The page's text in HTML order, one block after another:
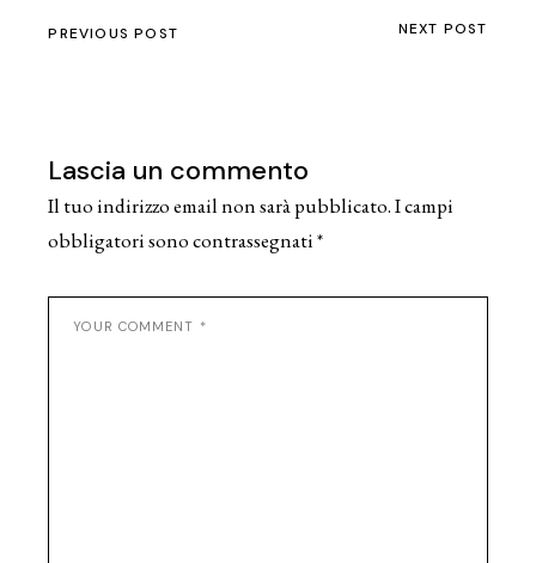
PREVIOUS POST NEXT POST
Lascia un commento
Il tuo indirizzo email non sarà pubblicato.I campi
obbligatori sono contrassegnati*